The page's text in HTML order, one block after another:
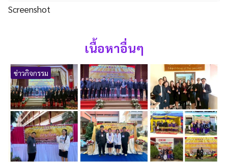
Screenshot
เนื้อหาอื่นๆ
ข่าวกิจกรรม